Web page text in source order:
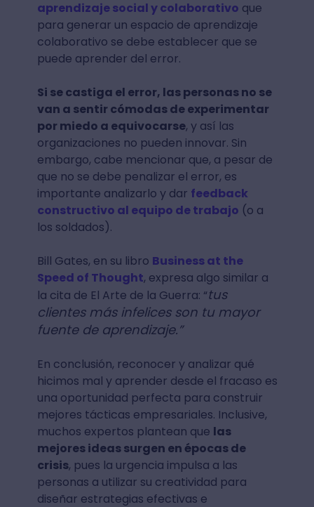
aprendizaje social y colaborativo que
para generar un espacio de aprendizaje
colaborativo se debe establecer que se
puede aprender del error.
Si se castiga el error, las personas no se
van a sentir cómodas de experimentar
por miedo a equivocarse, y así las
organizaciones no pueden innovar. Sin
embargo, cabe mencionar que, a pesar de
que no se debe penalizar el error, es
importante analizarlo y dar feedback
constructivo al equipo de trabajo (o a
los soldados).
Bill Gates, en su libro Business at the
Speed of Thought, expresa algo similar a
la cita de El Arte de la Guerra: “tus
clientes más infelices son tu mayor
fuente de aprendizaje.”
En conclusión, reconocer y analizar qué
hicimos mal y aprender desde el fracaso es
una oportunidad perfecta para construir
mejores tácticas empresariales. Inclusive,
muchos expertos plantean que las
mejores ideas surgen en épocas de
crisis, pues la urgencia impulsa a las
personas a utilizar su creatividad para
diseñar estrategias efectivas e